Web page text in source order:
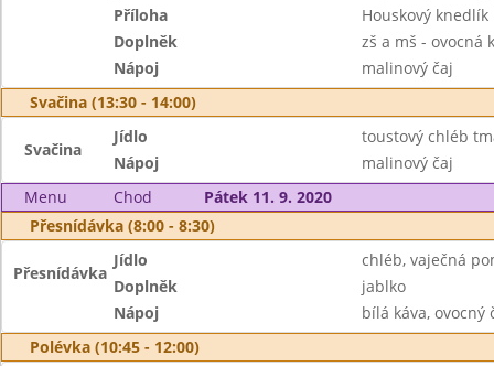
Příloha
Houskový knedlík
Doplněk
zš a mš - ovocná
Nápoj
malinový čaj
Svačina (13:30 - 14:00)
Svačina
Jídlo
toustový chléb
Nápoj
malinový čaj
Menu
Chod
Pátek 11. 9. 2020
Přesnídávka (8:00 - 8:30)
Přesnídávka
Jídlo
chléb, vaječná
Doplněk
jablko
Nápoj
bílá káva,
Polévka (10:45 - 12:00)